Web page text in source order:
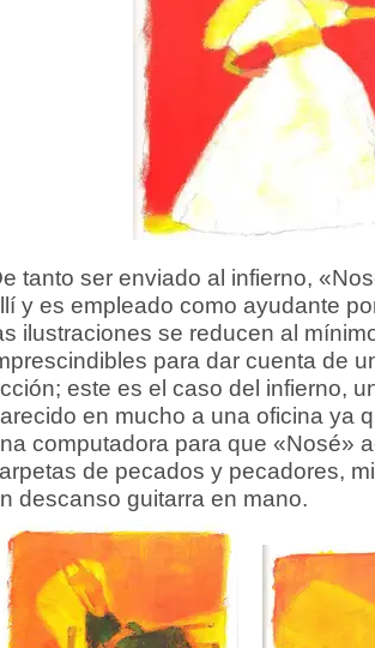
tanto ser enviado al infierno,
y es empleado como ayudante
ilustraciones se reducen al
para dar cuenta de
este es el caso del infierno,
en mucho a una oficina ya
computadora para que «Nosé»
de pecados y pecadores,
descanso guitarra en mano.